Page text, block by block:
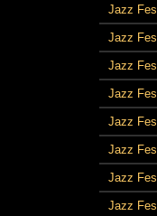
Jazz
Jazz
Jazz
Jazz
Jazz
Jazz
Jazz
Jazz